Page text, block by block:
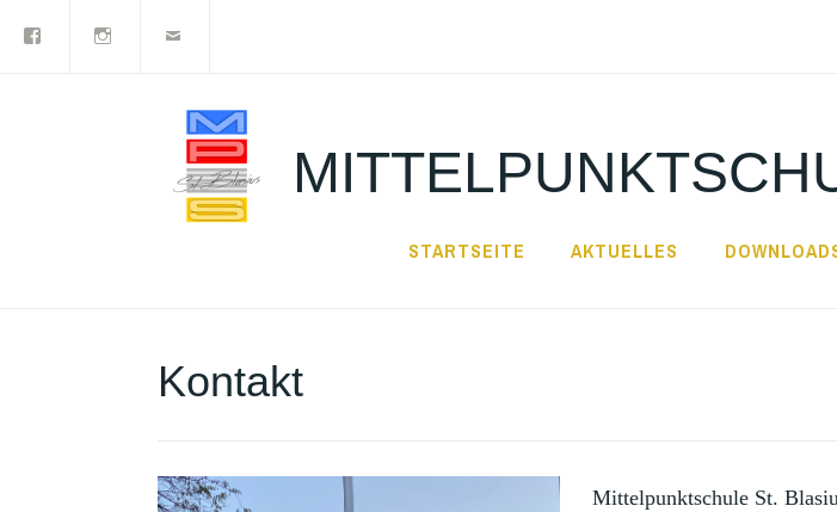
Inhalt
STARTSEITE AKTUELLES
Kontakt
Mittelpunktschule St.